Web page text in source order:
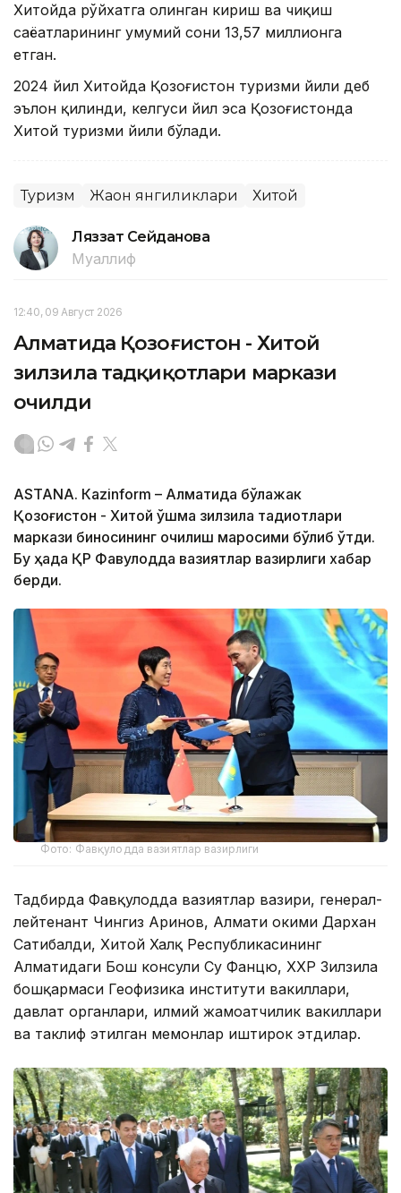
Хитойда рўйхатга олинган кириш ва чиқиш
саёҳатларининг умумий сони 13,57 миллионга
етган.
2024 йил Хитойда Қозоғистон туризми йили деб
эълон қилинди, келгуси йил эса Қозоғистонда
Хитой туризми йили бўлади.
Туризм Жаҳон янгиликлари Хитой
Ляззат Сейданова
Муаллиф
12:40, 09 Август 2026
Алматида Қозоғистон - Хитой
зилзила тадқиқотлари маркази
очилди
ASTANА. Кazinform – Алматида бўлажак
Қозоғистон - Хитой қўшма зилзила тадқиқотлари
маркази биносининг очилиш маросими бўлиб ўтди.
Бу ҳақда ҚР Фавқулодда вазиятлар вазирлиги хабар
берди.
Фото: Фавқулодда вазиятлар вазирлиги
Тадбирда Фавқулодда вазиятлар вазири, генерал-
лейтенант Чингиз Аринов, Алмати ҳокими Дархан
Сатибалди, Хитой Халқ Республикасининг
Алматидаги Бош консули Су Фанцю, ХХР Зилзила
бошқармаси Геофизика институти вакиллари,
давлат органлари, илмий жамоатчилик вакиллари
ва таклиф этилган меҳмонлар иштирок этдилар.